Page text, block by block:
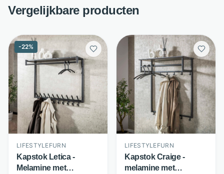
Vergelijkbare producten
-22%
LIFESTYLEFURN
Kapstok Letica -
Melamine met
LIFESTYLEFURN
Kapstok Craige -
melamine met